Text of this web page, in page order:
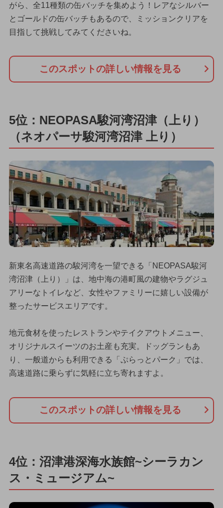
がら、全11種類の缶バッチを集めよう！レアなシルバー
とゴールドの缶バッチもあるので、ミッションクリアを
目指して挑戦してみてくださいね。
このスポットの詳しい情報を見る
5位：NEOPASA駿河湾沼津（上り）
（ネオパーサ駿河湾沼津 上り）
新東名高速道路の駿河湾を一望できる「NEOPASA駿河
湾沼津（上り）」は、地中海の港町風の建物やラグジュ
アリーなトイレなど、女性やファミリーに嬉しい設備が
整ったサービスエリアです。
地元食材を使ったレストランやテイクアウトメニュー、
オリジナルスイーツのお土産も充実。ドッグランもあ
り、一般道からも利用できる「ぷらっとパーク」では、
高速道路に乗らずに気軽に立ち寄れますよ。
このスポットの詳しい情報を見る
4位：沼津港深海水族館~シーラカン
ス・ミュージアム~